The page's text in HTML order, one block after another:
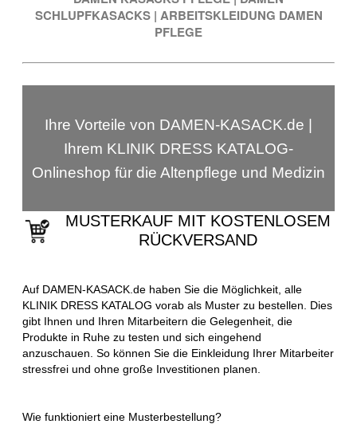
SCHLUPFKASACKS | ARBEITSKLEIDUNG DAMEN
PFLEGE
Ihre Vorteile von DAMEN-KASACK.de |
Ihrem KLINIK DRESS KATALOG-
Onlineshop für die Altenpflege und Medizin
MUSTERKAUF MIT KOSTENLOSEM
RÜCKVERSAND
Auf DAMEN-KASACK.de haben Sie die Möglichkeit, alle
KLINIK DRESS KATALOG vorab als Muster zu bestellen. Dies
gibt Ihnen und Ihren Mitarbeitern die Gelegenheit, die
Produkte in Ruhe zu testen und sich eingehend
anzuschauen. So können Sie die Einkleidung Ihrer Mitarbeiter
stressfrei und ohne große Investitionen planen.
Wie funktioniert eine Musterbestellung?